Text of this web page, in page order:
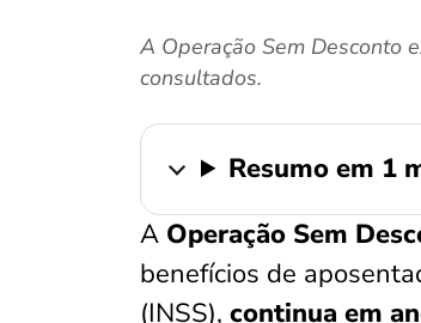
A Operação Sem Desconto
consultados.
Resumo em 1
A Operação Sem
benefícios de
(INSS), continua em